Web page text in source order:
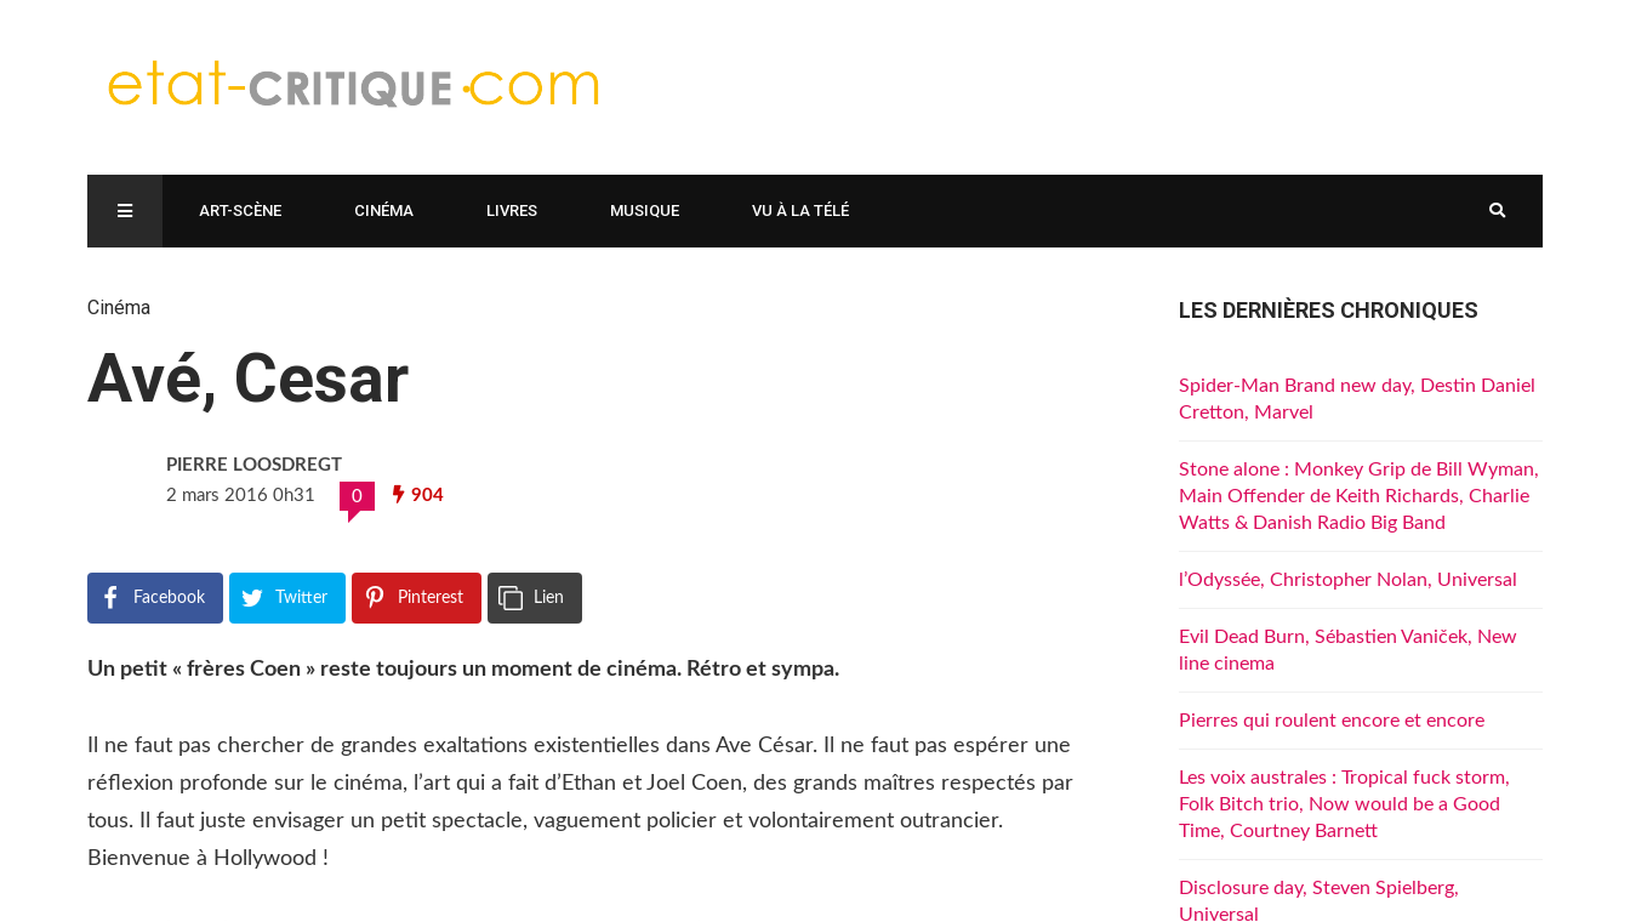
ART-SCÈNE CINÉMA LIVRES MUSIQUE VU À LA TÉLÉ
Cinéma
Avé, Cesar
PIERRE LOOSDREGT
2 mars 2016 0h31
0 904
Facebook Twitter Pinterest Lien
Un petit « frères Coen » reste toujours un moment de cinéma. Rétro et sympa.
Il ne faut pas chercher de grandes exaltations existentielles dans Ave César. Il ne faut pas espérer une
réflexion profonde sur le cinéma, l’art qui a fait d’Ethan et Joel Coen, des grands maîtres respectés par
tous. Il faut juste envisager un petit spectacle, vaguement policier et volontairement outrancier.
Bienvenue à Hollywood !
LES DERNIÈRES CHRONIQUES
Spider-Man Brand new day, Destin Daniel
Cretton, Marvel
Stone alone : Monkey Grip de Bill Wyman,
Main Offender de Keith Richards, Charlie
Watts & Danish Radio Big Band
l’Odyssée, Christopher Nolan, Universal
Evil Dead Burn, Sébastien Vaniček, New
line cinema
Pierres qui roulent encore et encore
Les voix australes : Tropical fuck storm,
Folk Bitch trio, Now would be a Good
Time, Courtney Barnett
Disclosure day, Steven Spielberg,
Universal